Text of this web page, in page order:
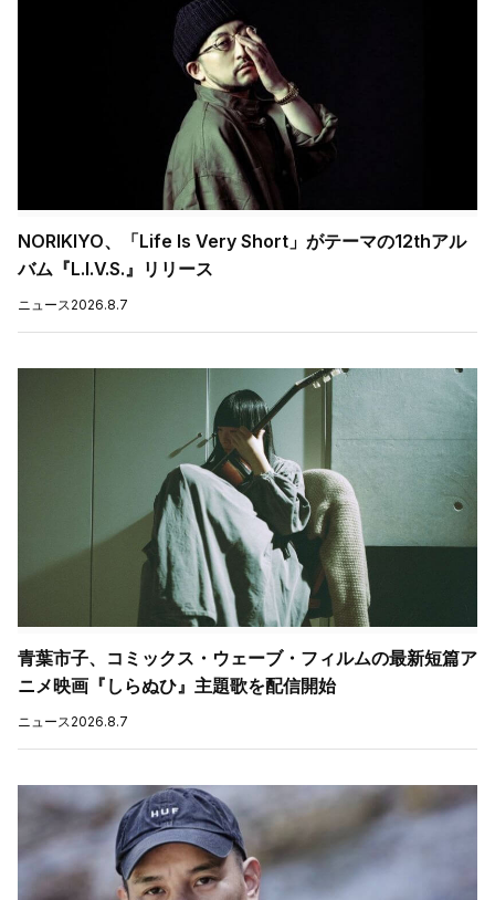
NORIKIYO、「Life Is Very Short」がテーマの12thアル
バム『L.I.V.S.』リリース
ニュース2026.8.7
青葉市子、コミックス・ウェーブ・フィルムの最新短篇ア
ニメ映画『しらぬひ』主題歌を配信開始
ニュース2026.8.7